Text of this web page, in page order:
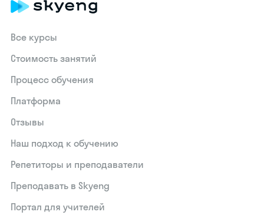
Все курсы
Стоимость занятий
Процесс обучения
Платформа
Отзывы
Наш подход к обучению
Репетиторы и преподаватели
Преподавать в Skyeng
Портал для учителей